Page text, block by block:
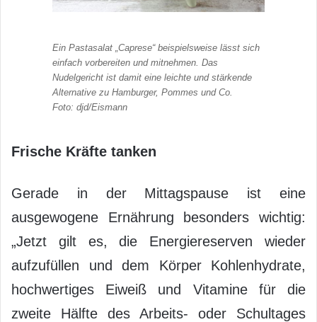
Ein Pastasalat „Caprese“ beispielsweise lässt sich
einfach vorbereiten und mitnehmen. Das
Nudelgericht ist damit eine leichte und stärkende
Alternative zu Hamburger, Pommes und Co.
Foto: djd/Eismann
Frische Kräfte tanken
Gerade in der Mittagspause ist eine
ausgewogene Ernährung besonders wichtig:
„Jetzt gilt es, die Energiereserven wieder
aufzufüllen und dem Körper Kohlenhydrate,
hochwertiges Eiweiß und Vitamine für die
zweite Hälfte des Arbeits- oder Schultages